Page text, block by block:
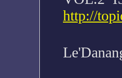
http://